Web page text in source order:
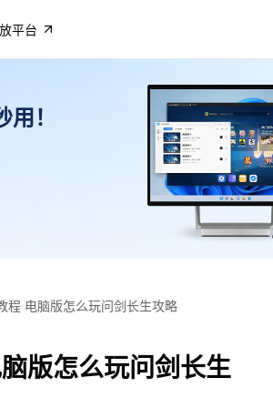
平台
！
程 电脑版怎么玩问剑长生攻略
版怎么玩问剑长生